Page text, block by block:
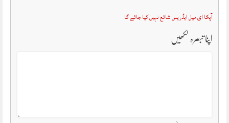
آپکا ای میل ایڈریس شائع نہیں کیا جائے گا
اپنا تبصرہ لکھیں